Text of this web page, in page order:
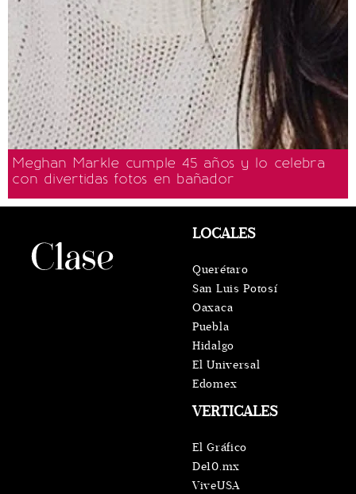
Meghan Markle cumple 45 años y lo celebra
con divertidas fotos en bañador
VERTICALES
El Gráfico
De10.mx
ViveUSA
LOCALES
Querétaro
San Luis Potosí
Oaxaca
Puebla
Hidalgo
El Universal
Edomex